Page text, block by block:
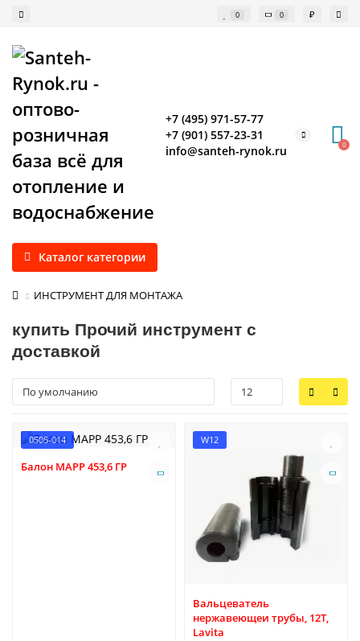
0 0 ₽
+7 (495) 971-57-77
+7 (901) 557-23-31
info@santeh-rynok.ru
0
Каталог категории
ИНСТРУМЕНТ ДЛЯ МОНТАЖА
купить Прочий инструмент с
доставкой
0505-014
Балон MAPP 453,6 ГР
W12
Вальцеватель
нержавеющеи трубы, 12Т,
Lavita